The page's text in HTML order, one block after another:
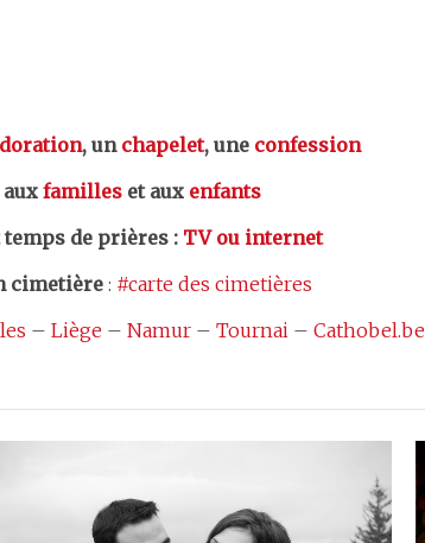
, un chapelet, une confession
auxfamilles et aux enfants
temps de prières : TV ou internet
cimetière: #carte des cimetières
– Liège – Namur – Tournai – Cathobel.be